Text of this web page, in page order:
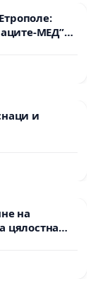
МЕД”
всички
и
на
цялостна
между